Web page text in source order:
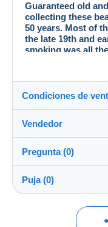
Guaranteed old
collecting these
50 years. Most of
the late 19th and
smoking was all
money was put
box that would
Condiciones de
Envío tras el pago
Vendedor
Pregunta (0)
Para hacer una
Puja (0)
No hay